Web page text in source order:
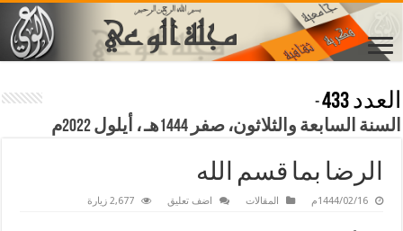
العدد 433
-
السنة السابعة والثلاثون، صفر 1444هـ ، أيلول 2022م
الرضا بما قسم الله
1444/02/16م المقالات اضف تعليق 2,677 زيارة